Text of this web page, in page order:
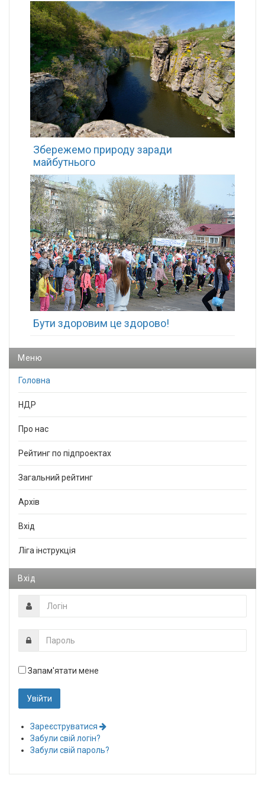
Збережемо природу заради
майбутнього
Бути здоровим це здорово!
Меню
Головна
НДР
Про нас
Рейтинг по підпроектах
Загальний рейтинг
Архів
Вхід
Ліга інструкція
Вхід
Запам'ятати мене
Зареєструватися
Забули свій логін?
Забули свій пароль?